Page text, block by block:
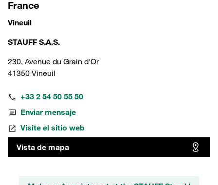
France
Vineuil
STAUFF S.A.S.
230, Avenue du Grain d'Or
41350 Vineuil
+33 2 54 50 55 50
Enviar mensaje
Visite el sitio web
Vista de mapa